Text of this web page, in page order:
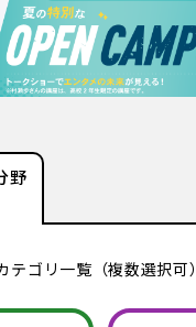
野
テゴリ一覧（複数選択可）